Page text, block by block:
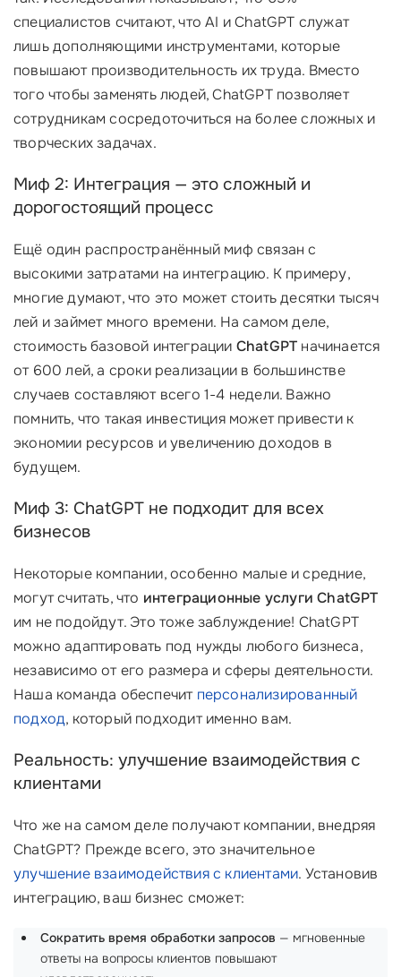
специалистов считают, что AI и ChatGPT служат
лишь дополняющими инструментами, которые
повышают производительность их труда. Вместо
того чтобы заменять людей, ChatGPT позволяет
сотрудникам сосредоточиться на более сложных и
творческих задачах.
Миф 2: Интеграция — это сложный и
дорогостоящий процесс
Ещё один распространённый миф связан с
высокими затратами на интеграцию. К примеру,
многие думают, что это может стоить десятки тысяч
лей и займет много времени. На самом деле,
стоимость базовой интеграции ChatGPT начинается
от 600 лей, а сроки реализации в большинстве
случаев составляют всего 1-4 недели. Важно
помнить, что такая инвестиция может привести к
экономии ресурсов и увеличению доходов в
будущем.
Миф 3: ChatGPT не подходит для всех
бизнесов
Некоторые компании, особенно малые и средние,
могут считать, что интеграционные услуги ChatGPT
им не подойдут. Это тоже заблуждение! ChatGPT
можно адаптировать под нужды любого бизнеса,
независимо от его размера и сферы деятельности.
Наша команда обеспечит персонализированный
подход, который подходит именно вам.
Реальность: улучшение взаимодействия с
клиентами
Что же на самом деле получают компании, внедряя
ChatGPT? Прежде всего, это значительное
улучшение взаимодействия с клиентами. Установив
интеграцию, ваш бизнес сможет:
Сократить время обработки запросов — мгновенные
ответы на вопросы клиентов повышают